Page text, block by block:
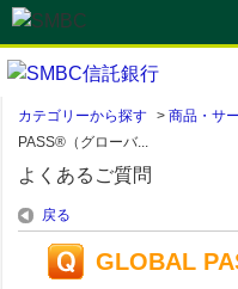
カテゴリーから探す > 商品・サ
PASS®（グローバ...
よくあるご質問
戻る
GLOBAL